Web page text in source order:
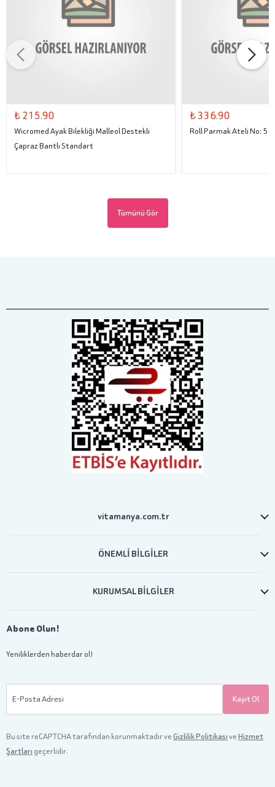
₺ 215.90
Wicromed Ayak Bilekliği Malleol Destekli
Çapraz Bantlı Standart
₺ 336.90
Roll Parmak Ateli No: 5
Tümünü Gör
vitamanya.com.tr
ÖNEMLİ BİLGİLER
KURUMSAL BİLGİLER
Abone Olun!
Yeniliklerden haberdar ol!
E-Posta Adresi Kayıt Ol
Bu site reCAPTCHA tarafından korunmaktadır veGizlilik PolitikasıveHizmet
Şartları geçerlidir.